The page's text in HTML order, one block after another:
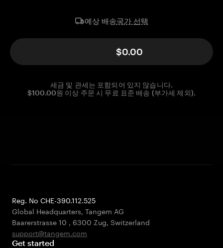
예상 배송국가 선택
$0.00
세금 및 관세는 포함되어 있지 않습니다.
$100.00원 이상 주문 시 무료 표준 배송 (부가세 제외).
Reg. No CHE-390.112.525
Global Headquarters, Tangem AG
Baarerstrasse 10 , 6300 Zug, Switzerland
support@tangem.com
Get started